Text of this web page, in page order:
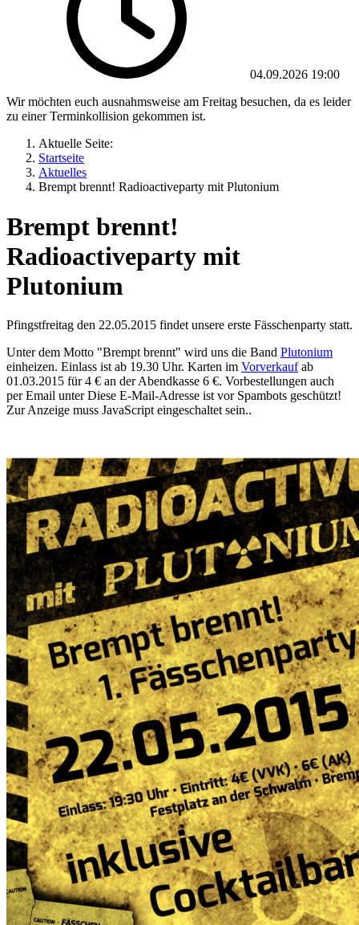
04.09.2026 19:00
Wir möchten euch ausnahmsweise am Freitag besuchen, da es leider
zu einer Terminkollision gekommen ist.
Aktuelle Seite:
Startseite
Aktuelles
Brempt brennt! Radioactiveparty mit Plutonium
Brempt brennt!
Radioactiveparty mit
Plutonium
Pfingstfreitag den 22.05.2015 findet unsere erste Fässchenparty statt.
Unter dem Motto "Brempt brennt" wird uns die Band Plutonium
einheizen. Einlass ist ab 19.30 Uhr. Karten im Vorverkaufab
01.03.2015 für 4 € an der Abendkasse 6 €. Vorbestellungen auch
per Email unterDiese E-Mail-Adresse ist vor Spambots geschützt!
Zur Anzeige muss JavaScript eingeschaltet sein..